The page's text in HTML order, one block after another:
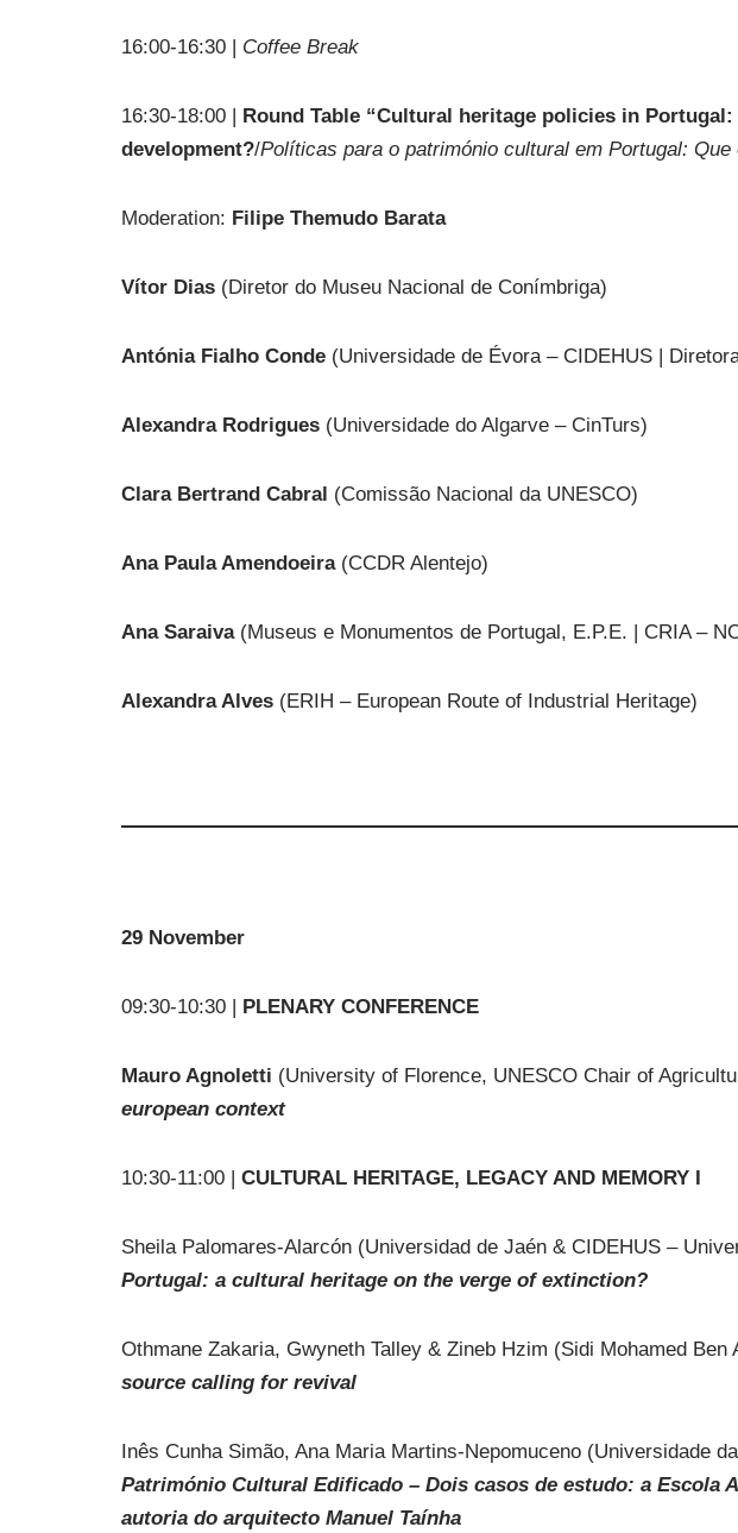
16:00-16:30 | Coffee Break
16:30-18:00 | Round Table “Cultural heritage policies in
development?/Políticas para o património cultural em Portugal:
Moderation: Filipe Themudo Barata
Vítor Dias (Diretor do Museu Nacional de Conímbriga)
Antónia Fialho Conde (Universidade de Évora – CIDEHUS |
Alexandra Rodrigues (Universidade do Algarve – CinTurs)
Clara Bertrand Cabral (Comissão Nacional da UNESCO)
Ana Paula Amendoeira(CCDR Alentejo)
Ana Saraiva(Museus e Monumentos de Portugal, E.P.E. | CRIA –
Alexandra Alves (ERIH – European Route of Industrial Heritage)
29 November
09:30-10:30 | PLENARY CONFERENCE
Mauro Agnoletti (University of Florence, UNESCO Chair of
european context
10:30-11:00 | CULTURAL HERITAGE, LEGACY AND MEMORY I
Sheila Palomares-Alarcón (Universidad de Jaén & CIDEHUS –
Portugal: a cultural heritage on the verge of extinction?
Othmane Zakaria, Gwyneth Talley & Zineb Hzim (Sidi Mohamed Ben
source calling for revival
Inês Cunha Simão, Ana Maria Martins-Nepomuceno (Universidade
Património Cultural Edificado – Dois casos de estudo: a Escola
autoria do arquitecto Manuel Taínha